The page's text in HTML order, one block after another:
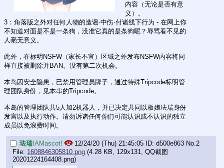
内容（无论是否有意
义）。
3：角落版之外对任何人物的造谣·中伤·付诸线下行为 - 在网上你
不知道对面是不是一条狗，没准它真的是条狗呢？辱骂看不见的
人毫无意义。
此外，在标明NSFW（家长不宜）区域之外发布NSFW内容将同
样直接被删除并BAN。没有第二次机会。
本岛因安全隐患，已禁用管理员牌子，通过特殊Tripcode标明管
理团队身份，见本串的Tripcode。
本岛的管理团队共5人加2机器人，并已决定共同以板娘珐瑞身份
发言以及执行动作。请勿诉诸任何你们可能认识或不认识的独立
成员以免浪费时间。
珐瑞!AMascot! 12/24/20 (Thu) 21:45:05 d500e863 No. 2
File: 1608846305810.png (4.28 KB, 129x131, QQ截图
20201224164408.png)